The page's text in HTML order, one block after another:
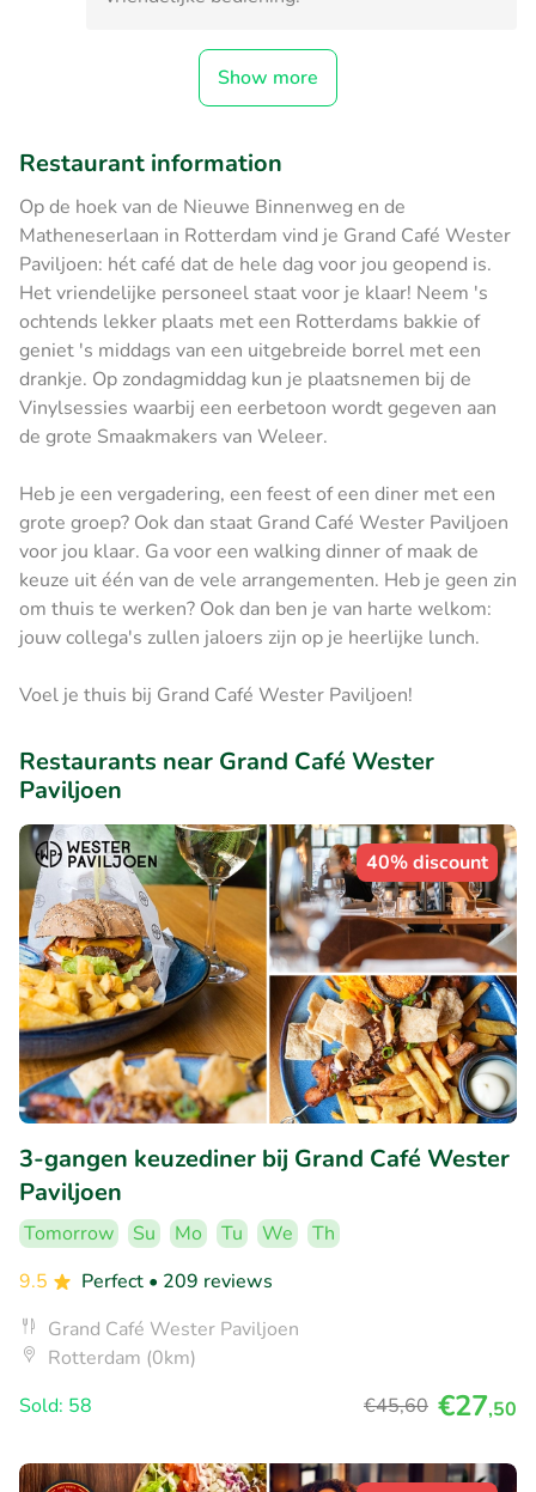
Show more
Restaurant information
Op de hoek van de Nieuwe Binnenweg en de
Matheneserlaan in Rotterdam vind je Grand Café Wester
Paviljoen: hét café dat de hele dag voor jou geopend is.
Het vriendelijke personeel staat voor je klaar! Neem 's
ochtends lekker plaats met een Rotterdams bakkie of
geniet 's middags van een uitgebreide borrel met een
drankje. Op zondagmiddag kun je plaatsnemen bij de
Vinylsessies waarbij een eerbetoon wordt gegeven aan
de grote Smaakmakers van Weleer.
Heb je een vergadering, een feest of een diner met een
grote groep? Ook dan staat Grand Café Wester Paviljoen
voor jou klaar. Ga voor een walking dinner of maak de
keuze uit één van de vele arrangementen. Heb je geen zin
om thuis te werken? Ook dan ben je van harte welkom:
jouw collega's zullen jaloers zijn op je heerlijke lunch.
Voel je thuis bij Grand Café Wester Paviljoen!
Restaurants near Grand Café Wester
Paviljoen
40% discount
3-gangen keuzediner bij Grand Café Wester
Paviljoen
Tomorrow Su Mo Tu We
Th
9.5
Perfect • 209 reviews
Grand Café Wester Paviljoen
Rotterdam (0km)
Sold: 58
€45,60 €27,50